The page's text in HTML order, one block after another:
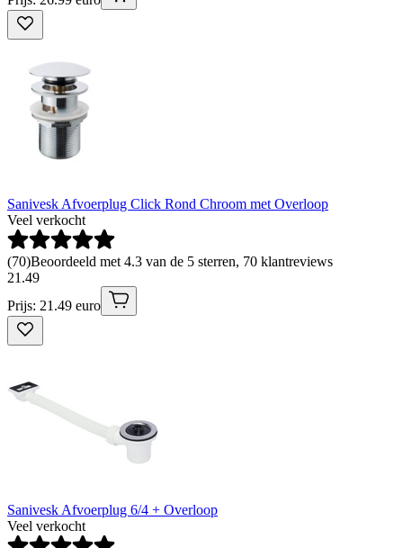
Sanivesk Afvoerplug Click Rond Chroom met Overloop
Veel verkocht
(70)Beoordeeld met 4.3 van de 5 sterren, 70 klantreviews
21 .49
Prijs: 21.49 euro
Sanivesk Afvoerplug 6/4 + Overloop
Veel verkocht